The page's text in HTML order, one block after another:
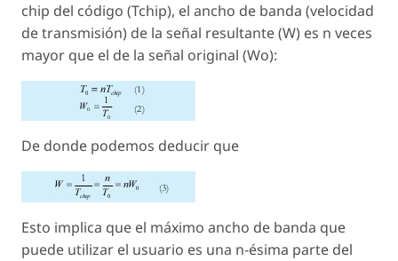
chip del código (Tchip), el ancho de banda (velocidad
de transmisión) de la señal resultante (W) es n veces
mayor que el de la señal original (Wo):
De donde podemos deducir que
Esto implica que el máximo ancho de banda que
puede utilizar el usuario es una n-ésima parte del